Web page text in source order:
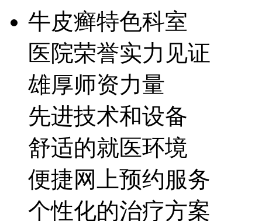
牛皮癣特色科室
医院荣誉实力见证
雄厚师资力量
先进技术和设备
舒适的就医环境
便捷网上预约服务
个性化的治疗方案